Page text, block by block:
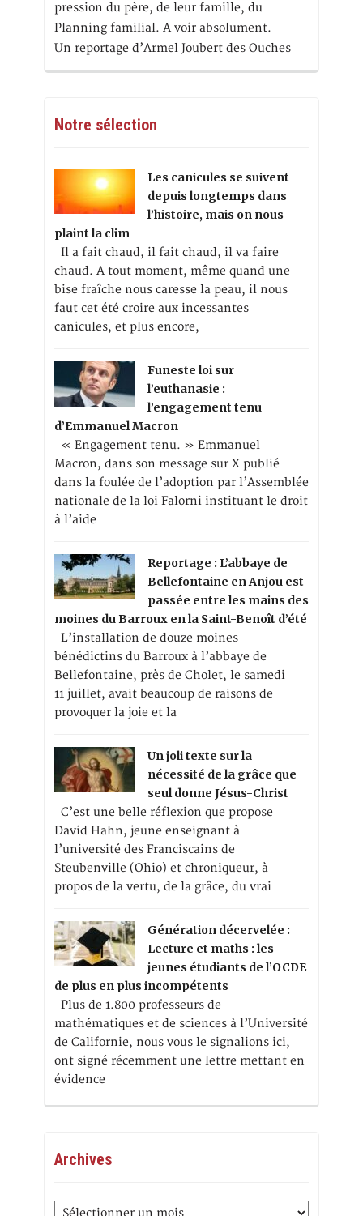
pression du père, de leur famille, du
Planning familial. A voir absolument.
Un reportage d’Armel Joubert des Ouches
Notre sélection
Les canicules se suivent
depuis longtemps dans
l’histoire, mais on nous
plaint la clim
Il a fait chaud, il fait chaud, il va faire
chaud. A tout moment, même quand une
bise fraîche nous caresse la peau, il nous
faut cet été croire aux incessantes
canicules, et plus encore,
Funeste loi sur
l’euthanasie :
l’engagement tenu
d’Emmanuel Macron
« Engagement tenu. » Emmanuel
Macron, dans son message sur X publié
dans la foulée de l’adoption par l’Assemblée
nationale de la loi Falorni instituant le droit
à l’aide
Reportage : L’abbaye de
Bellefontaine en Anjou est
passée entre les mains des
moines du Barroux en la Saint-Benoît d’été
L’installation de douze moines
bénédictins du Barroux à l’abbaye de
Bellefontaine, près de Cholet, le samedi
11 juillet, avait beaucoup de raisons de
provoquer la joie et la
Un joli texte sur la
nécessité de la grâce que
seul donne Jésus-Christ
C’est une belle réflexion que propose
David Hahn, jeune enseignant à
l’université des Franciscains de
Steubenville (Ohio) et chroniqueur, à
propos de la vertu, de la grâce, du vrai
Génération décervelée :
Lecture et maths : les
jeunes étudiants de l’OCDE
de plus en plus incompétents
Plus de 1.800 professeurs de
mathématiques et de sciences à l’Université
de Californie, nous vous le signalions ici,
ont signé récemment une lettre mettant en
évidence
Archives
Archives